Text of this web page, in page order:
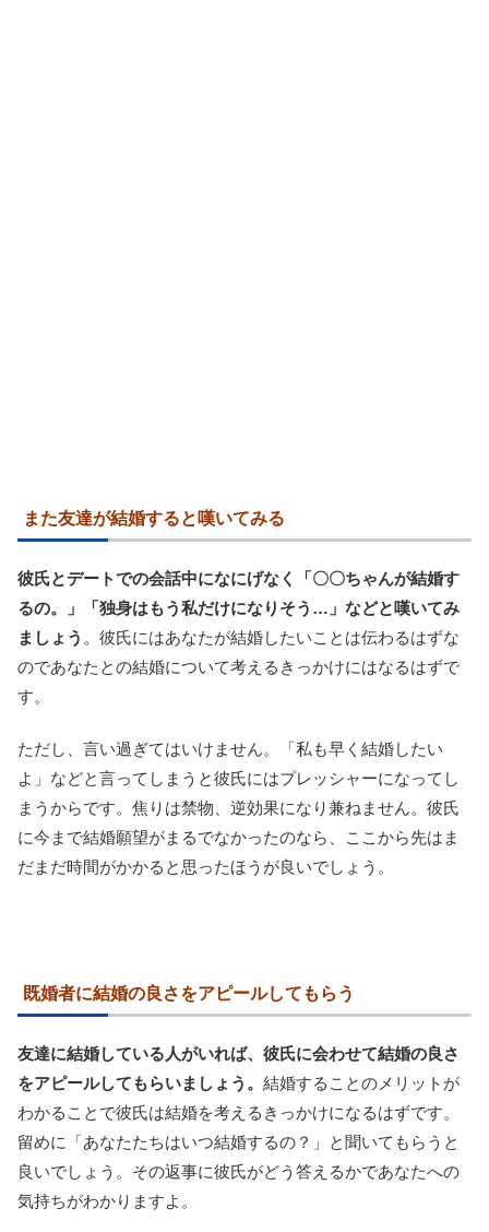
また友達が結婚すると嘆いてみる
彼氏とデートでの会話中になにげなく「〇〇ちゃんが結婚す
るの。」「独身はもう私だけになりそう…」などと嘆いてみ
ましょう 。彼氏にはあなたが結婚したいことは伝わるはずな
のであなたとの結婚について考えるきっかけにはなるはずで
す。
ただし、言い過ぎてはいけません。「私も早く結婚したい
よ」などと言ってしまうと彼氏にはプレッシャーになってし
まうからです。焦りは禁物、逆効果になり兼ねません。彼氏
に今まで結婚願望がまるでなかったのなら、ここから先はま
だまだ時間がかかると思ったほうが良いでしょう。
既婚者に結婚の良さをアピールしてもらう
友達に結婚している人がいれば、彼氏に会わせて結婚の良さ
をアピールしてもらいましょう。 結婚することのメリットが
わかることで彼氏は結婚を考えるきっかけになるはずです。
留めに「あなたたちはいつ結婚するの？」と聞いてもらうと
良いでしょう。その返事に彼氏がどう答えるかであなたへの
気持ちがわかりますよ。